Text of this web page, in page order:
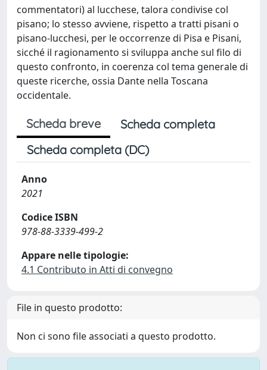
commentatori) al lucchese, talora condivise col
pisano; lo stesso avviene, rispetto a tratti pisani o
pisano-lucchesi, per le occorrenze di Pisa e Pisani,
sicché il ragionamento si sviluppa anche sul filo di
questo confronto, in coerenza col tema generale di
queste ricerche, ossia Dante nella Toscana
occidentale.
Scheda breve
Scheda completa
Scheda completa (DC)
Anno
2021
Codice ISBN
978-88-3339-499-2
Appare nelle tipologie:
4.1 Contributo in Atti di convegno
File in questo prodotto:
Non ci sono file associati a questo prodotto.